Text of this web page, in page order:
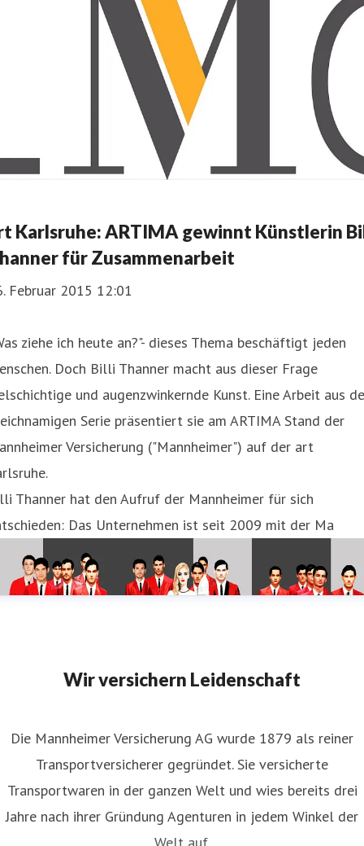
Karlsruhe: ARTIMA gewinnt Künstlerin
für Zusammenarbeit
Februar 2015 12:01
ziehe ich heute an?"- dieses Thema beschäftigt jeden
Doch Billi Thanner macht aus dieser Frage
und augenzwinkernde Kunst. Eine Arbeit aus
Serie präsentiert sie am ARTIMA Stand der
Versicherung ("Mannheimer") auf der art
Thanner hat den Aufruf der Mannheimer für sich
Das Unternehmen ist seit 2009 mit der Ma
Wir versichern Leidenschaft
Die Mannheimer Versicherung AG wurde 1879 als reiner
Transportversicherer gegründet. Sie versicherte
Transportwaren in der ganzen Welt und wies bereits drei
Jahre nach ihrer Gründung Agenturen in jedem Winkel der
Welt auf.